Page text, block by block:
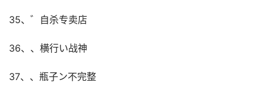
35、゛自杀专卖店
36、、横行い战神
37、、瓶子ン不完整